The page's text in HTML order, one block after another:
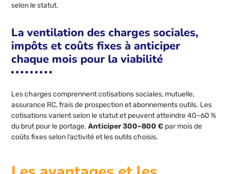
selon le statut.
La ventilation des charges sociales,
impôts et coûts fixes à anticiper
chaque mois pour la viabilité
Les charges comprennent cotisations sociales, mutuelle,
assurance RC, frais de prospection et abonnements outils. Les
cotisations varient selon le statut et peuvent atteindre 40–60 %
du brut pour le portage.Anticiper 300–800 € par mois de
coûts fixes selon l’activité et les outils choisis.